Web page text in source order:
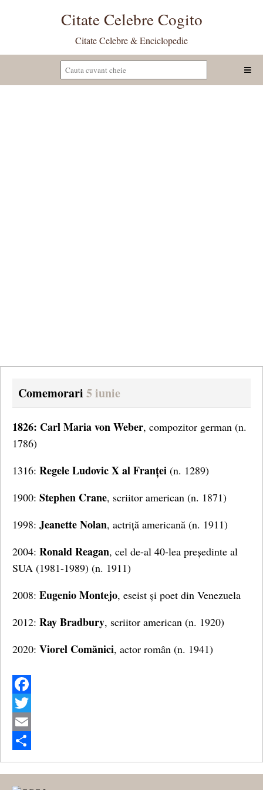
Citate Celebre Cogito
Citate Celebre & Enciclopedie
Comemorari 5 iunie
1826: Carl Maria von Weber, compozitor german (n.
1786)
1316: Regele Ludovic X al Franței (n. 1289)
1900: Stephen Crane, scriitor american (n. 1871)
1998: Jeanette Nolan, actriță americană (n. 1911)
2004: Ronald Reagan, cel de-al 40-lea președinte al
SUA (1981-1989) (n. 1911)
2008: Eugenio Montejo, eseist și poet din Venezuela
2012: Ray Bradbury, scriitor american (n. 1920)
2020: Viorel Comănici, actor român (n. 1941)
Facebook
Twitter
Email
Share